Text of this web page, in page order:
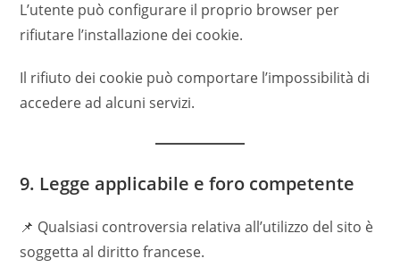
L’utente può configurare il proprio browser per
rifiutare l’installazione dei cookie.
Il rifiuto dei cookie può comportare l’impossibilità di
accedere ad alcuni servizi.
9. Legge applicabile e foro competente
📌 Qualsiasi controversia relativa all’utilizzo del sito è
soggetta al diritto francese.